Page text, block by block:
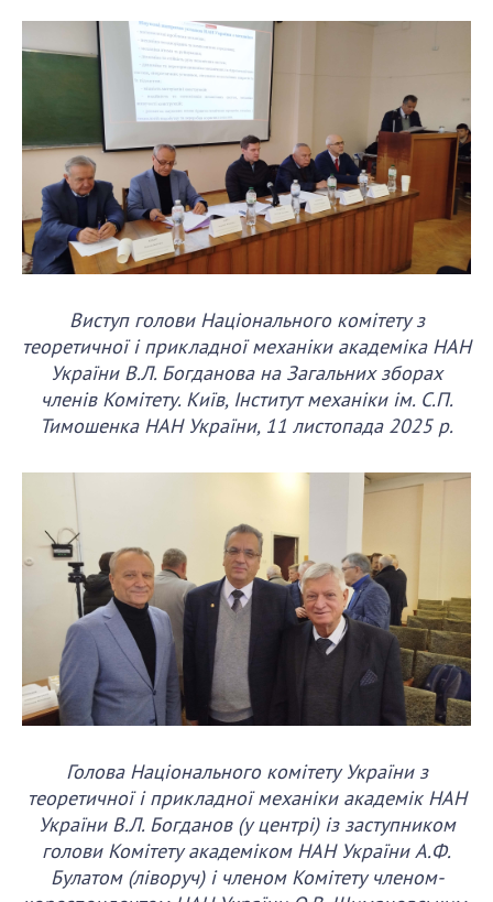
Виступ голови Національного комітету з
теоретичної і прикладної механіки академіка НАН
України В.Л. Богданова на Загальних зборах
членів Комітету. Київ, Інститут механіки ім. С.П.
Тимошенка НАН України, 11 листопада 2025 р.
Голова Національного комітету України з
теоретичної і прикладної механіки академік НАН
України В.Л. Богданов (у центрі) із заступником
голови Комітету академіком НАН України А.Ф.
Булатом (ліворуч) і членом Комітету членом-